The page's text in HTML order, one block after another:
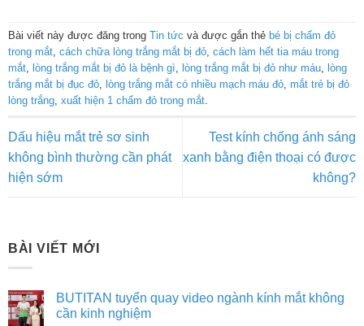
Bài viết này được đăng trong Tin tức và được gắn thẻ bé bị chấm đỏ
trong mắt, cách chữa lòng trắng mắt bị đỏ, cách làm hết tia máu trong
mắt, lòng trắng mắt bị đỏ là bệnh gì, lòng trắng mắt bị đỏ như máu, lòng
trắng mắt bị đục đỏ, lòng trắng mắt có nhiều mạch máu đỏ, mắt trẻ bị đỏ
lòng trắng, xuất hiện 1 chấm đỏ trong mắt.
Dấu hiệu mắt trẻ sơ sinh
không bình thường cần phát
hiện sớm
Test kính chống ánh sáng
xanh bằng điện thoại có được
không?
BÀI VIẾT MỚI
BUTITAN tuyển quay video ngành kính mắt không
cần kinh nghiệm